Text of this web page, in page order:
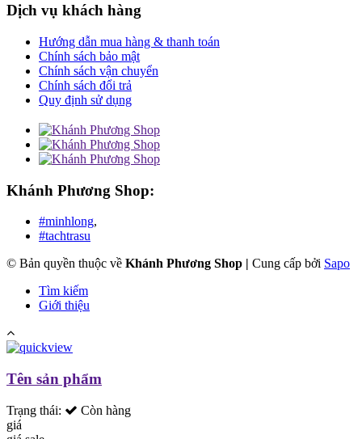
Dịch vụ khách hàng
Hướng dẫn mua hàng & thanh toán
Chính sách bảo mật
Chính sách vận chuyển
Chính sách đổi trả
Quy định sử dụng
Khánh Phương Shop:
#minhlong,
#tachtrasu
© Bản quyền thuộc về Khánh Phương Shop | Cung cấp bởi Sapo
Tìm kiếm
Giới thiệu
Tên sản phẩm
Trạng thái:
Còn hàng
giá